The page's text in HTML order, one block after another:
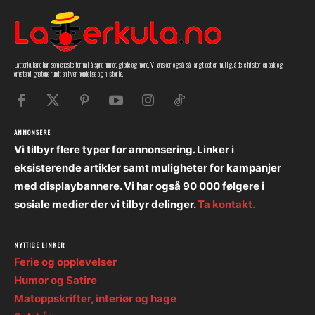
Latterkula.no har som eneste formål å spre humor, glede og moro. Vi ønsker også, så langt det er mulig, å dele historien bak og
omstendighetene rundt en hver hendelse og historie.
ANNONSERE
Vi tilbyr flere typer for annonsering. Linker i
eksisterende artikler samt muligheter for kampanjer
med displaybannere. Vi har også 90 000 følgere i
sosiale medier der vi tilbyr delinger.Ta kontakt.
NYTTIGE LINKER
Ferie og opplevelser
Humor og Satire
Matoppskrifter, interiør og hage